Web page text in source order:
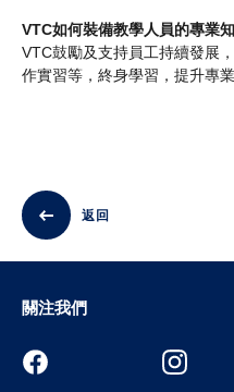
VTC如何裝備教學人員的專業
VTC鼓勵及支持員工持續發展
作實習等，終身學習，提升專業
返回
關注我們